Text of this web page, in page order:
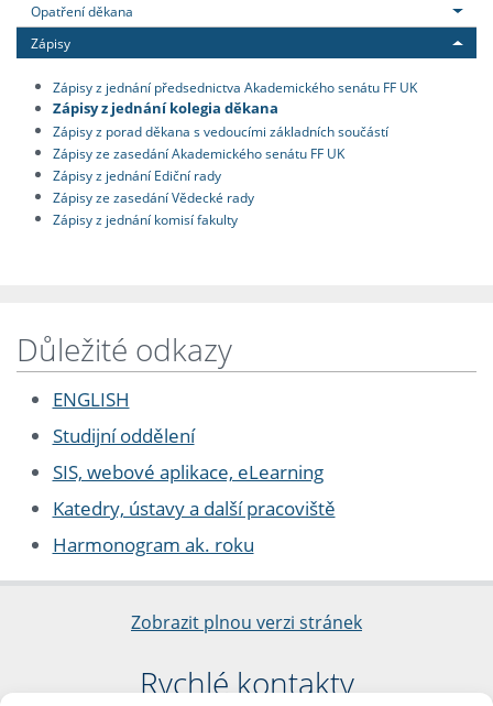
Opatření děkana
Zápisy
Zápisy z jednání předsednictva Akademického senátu FF UK
Zápisy z jednání kolegia děkana
Zápisy z porad děkana s vedoucími základních součástí
Zápisy ze zasedání Akademického senátu FF UK
Zápisy z jednání Ediční rady
Zápisy ze zasedání Vědecké rady
Zápisy z jednání komisí fakulty
Důležité odkazy
ENGLISH
Studijní oddělení
SIS, webové aplikace, eLearning
Katedry, ústavy a další pracoviště
Harmonogram ak. roku
Zobrazit plnou verzi stránek
Rychlé kontakty